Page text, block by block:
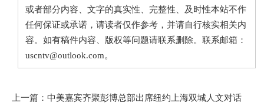
或者部分内容、文字的真实性、完整性、及时性本站不作
任何保证或承诺，请读者仅作参考，并请自行核实相关内
容。如有稿件内容、版权等问题请联系删除。联系邮箱：
uscntv@outlook.com。
上一篇： 中美嘉宾齐聚彭博总部出席纽约上海双城人文对话